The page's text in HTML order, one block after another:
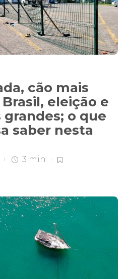
cão mais
eleição e
grandes; o que
saber nesta
3 min